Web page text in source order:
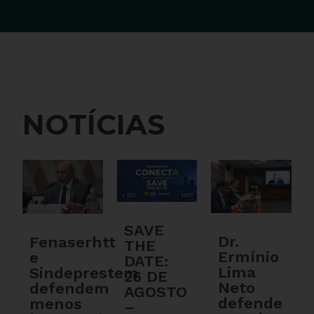
NOTÍCIAS
Fenaserhtt
e
Sindeprestem
defendem
menos
SAVE
THE
DATE:
26 DE
AGOSTO
–
Dr.
Ermínio
Lima
Neto
defende